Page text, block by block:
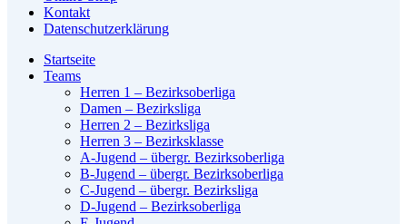
Kontakt
Datenschutzerklärung
Startseite
Teams
Herren 1 – Bezirksoberliga
Damen – Bezirksliga
Herren 2 – Bezirksliga
Herren 3 – Bezirksklasse
A-Jugend – übergr. Bezirksoberliga
B-Jugend – übergr. Bezirksoberliga
C-Jugend – übergr. Bezirksliga
D-Jugend – Bezirksoberliga